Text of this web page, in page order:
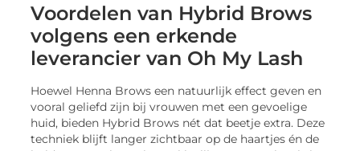
Voordelen van Hybrid Brows
volgens een erkende
leverancier van Oh My Lash
Hoewel Henna Brows een natuurlijk effect geven en
vooral geliefd zijn bij vrouwen met een gevoelige
huid, bieden Hybrid Brows nét dat beetje extra. Deze
techniek blijft langer zichtbaar op de haartjes én de